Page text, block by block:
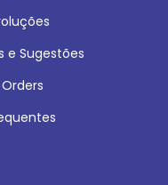
e Sugestões